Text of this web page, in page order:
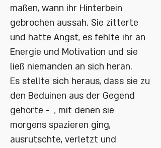
maßen, wann ihr Hinterbein
gebrochen aussah. Sie zitterte
und hatte Angst, es fehlte ihr an
Energie und Motivation und sie
ließ niemanden an sich heran.
Es stellte sich heraus, dass sie zu
den Beduinen aus der Gegend
gehörte - , mit denen sie
morgens spazieren ging,
ausrutschte, verletzt und